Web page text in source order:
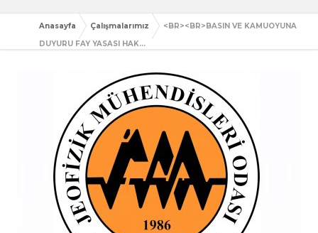
Anasayfa Çalışmalarımız
<BR><BR>BASIN VE KAMUOYUNA
DUYURU FAY YASASI HAK...